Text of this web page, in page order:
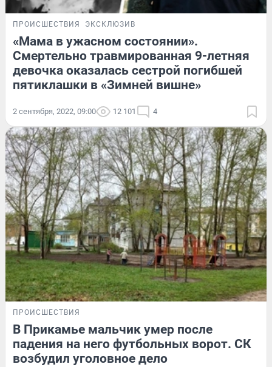
ПРОИСШЕСТВИЯ ЭКСКЛЮЗИВ
«Мама в ужасном состоянии».
Смертельно травмированная 9-летняя
девочка оказалась сестрой погибшей
пятиклашки в «Зимней вишне»
2 сентября, 2022, 09:00 12 101 4
ПРОИСШЕСТВИЯ
В Прикамье мальчик умер после
падения на него футбольных ворот. СК
возбудил уголовное дело